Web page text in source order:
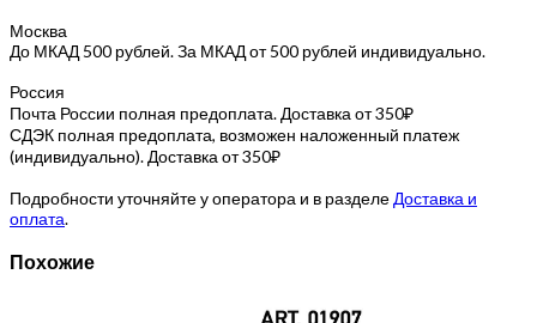
Москва
До МКАД 500 рублей. За МКАД от 500 рублей индивидуально.
Россия
Почта России полная предоплата. Доставка от 350₽
СДЭК полная предоплата, возможен наложенный платеж
(индивидуально). Доставка от 350₽
Подробности уточняйте у оператора и в разделе Доставка и
оплата.
Похожие